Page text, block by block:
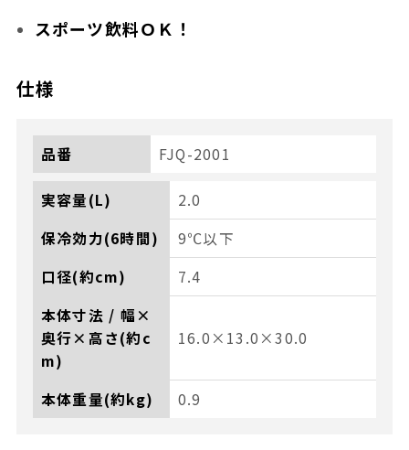
スポーツ飲料ＯＫ！
仕様
品番 FJQ-2001
実容量(L)
2.0
保冷効力(6時間)
9℃以下
口径(約cm)
7.4
本体寸法 / 幅×
奥行×高さ(約c
m)
16.0×13.0×30.0
本体重量(約kg) 0.9